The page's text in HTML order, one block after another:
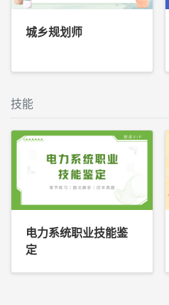
城乡规划师
技能
电力系统职业技能鉴
定